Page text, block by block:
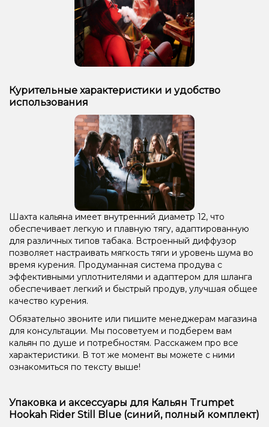
Курительные характеристики и удобство
использования
Шахта кальяна имеет внутренний диаметр 12, что
обеспечивает легкую и плавную тягу, адаптированную
для различных типов табака. Встроенный диффузор
позволяет настраивать мягкость тяги и уровень шума во
время курения. Продуманная система продува с
эффективными уплотнителями и адаптером для шланга
обеспечивает легкий и быстрый продув, улучшая общее
качество курения.
Обязательно звоните или пишите менеджерам магазина
для консультации. Мы посоветуем и подберем вам
кальян по душе и потребностям. Расскажем про все
характеристики. В тот же момент вы можете с ними
ознакомиться по тексту выше!
Упаковка и аксессуары для Кальян Trumpet
Hookah Rider Still Blue (синий, полный комплект)